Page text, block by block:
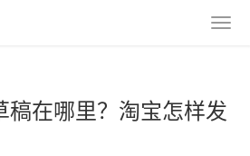
稿在哪里？淘宝怎样发